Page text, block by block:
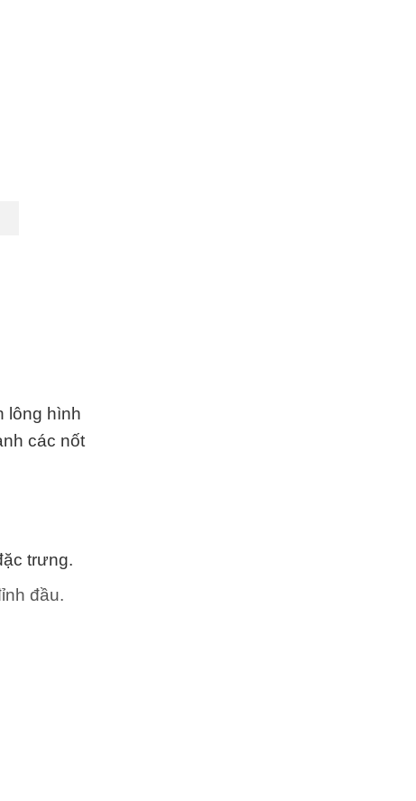
lông hình
các nốt
trưng.
đầu.